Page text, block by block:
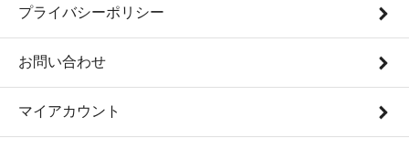
プライバシーポリシー
お問い合わせ
マイアカウント